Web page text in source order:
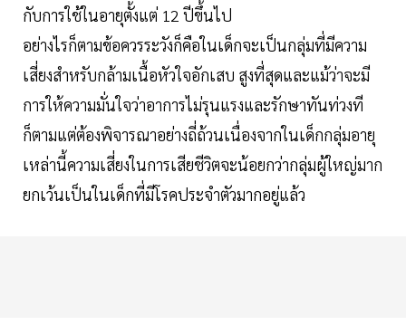
กับการใช้ในอายุตั้งแต่ 12 ปีขึ้นไป
อย่างไรก็ตามข้อควรระวังก็คือในเด็กจะเป็นกลุ่มที่มีความ
เสี่ยงสำหรับกล้ามเนื้อหัวใจอักเสบ สูงที่สุดและแม้ว่าจะมี
การให้ความมั่นใจว่าอาการไม่รุนแรงและรักษาทันท่วงที
ก็ตามแต่ต้องพิจารณาอย่างถี่ถ้วนเนื่องจากในเด็กกลุ่มอายุ
เหล่านี้ความเสี่ยงในการเสียชีวิตจะน้อยกว่ากลุ่มผู้ใหญ่มาก
ยกเว้นเป็นในเด็กที่มีโรคประจำตัวมากอยู่แล้ว